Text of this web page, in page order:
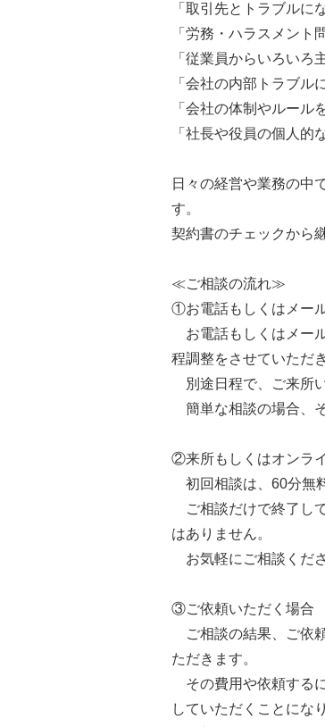
「取引先とトラブルに
「労務・ハラスメント
「従業員からいろいろ
「会社の内部トラブル
「会社の体制やルール
「社長や役員の個人的
日々の経営や業務の中
す。
契約書のチェックから
≪ご相談の流れ≫
①お電話もしくはメー
お電話もしくはメー
程調整をさせていただ
別途日程で、ご来所
簡単な相談の場合、
②来所もしくはオンラ
初回相談は、60分無
ご相談だけで終了し
はありません。
お気軽にご相談くださ
③ご依頼いただく場合
ご相談の結果、ご依
ただきます。
その費用や依頼する
していただくことにな